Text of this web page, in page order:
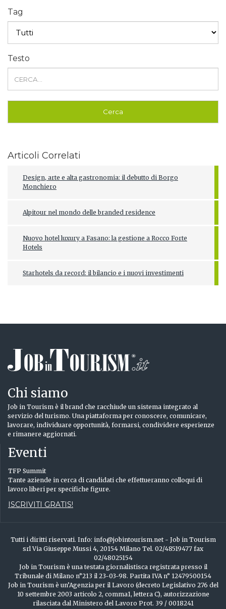
Tag
Testo
Articoli Correlati
Design, arte e alta gastronomia: il debutto di Borgo
Monchiero
Alpitour nel mondo delle branded residence
Nuovo hotel luxury a Fasano: la gestione a Rocco Forte
Hotels
Starhotels da record: il bilancio e i nuovi investimenti
Chi siamo
Job in Tourism è il brand che racchiude un sistema integrato al
servizio del turismo. Una piattaforma per conoscere, comunicare,
lavorare, individuare opportunità, formarsi, condividere esperienze
e rimanere aggiornati.
Eventi
TFP Summit
Tante aziende in cerca di candidati che effettueranno colloqui di
lavoro liberi per specifiche figure.
ISCRIVITI GRATIS!
Tutti i diritti riservati. Info: info@jobintourism.net - Job in Tourism
srl Via Giuseppe Mussi 4, 20154 Milano Tel. 02/48519477 fax
02/48025154
Job in Tourism è una testata giornalistisca registrata presso il
Tribunale di Milano n°213 il 23-03-98. Partita IVA n° 12479500154
Job in Tourism è un’Agenzia per il Lavoro (decreto Legislativo 276 del
10 settembre 2003 articolo 2, comma1, lettera C), autorizzazione
rilasciata dal Ministero del Lavoro Prot. 39 / 0018241